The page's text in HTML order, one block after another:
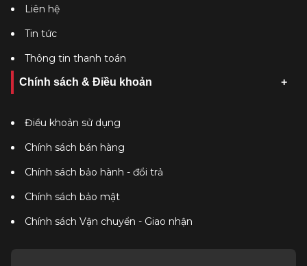
Liên hệ
Tin tức
Thông tin thanh toán
Chính sách & Điều khoản
Điều khoản sử dụng
Chính sách bán hàng
Chính sách bảo hành - đổi trả
Chính sách bảo mật
Chính sách Vận chuyển - Giao nhận